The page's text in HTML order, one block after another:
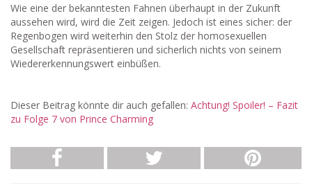
Wie eine der bekanntesten Fahnen überhaupt in der Zukunft
aussehen wird, wird die Zeit zeigen. Jedoch ist eines sicher: der
Regenbogen wird weiterhin den Stolz der homosexuellen
Gesellschaft repräsentieren und sicherlich nichts von seinem
Wiedererkennungswert einbüßen.
Dieser Beitrag könnte dir auch gefallen: Achtung! Spoiler! – Fazit
zu Folge 7 von Prince Charming